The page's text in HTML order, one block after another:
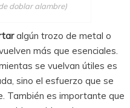
doblar alambre)
algún trozo de metal o
más que esenciales.
se vuelvan útiles es
sino el esfuerzo que se
También es importante que